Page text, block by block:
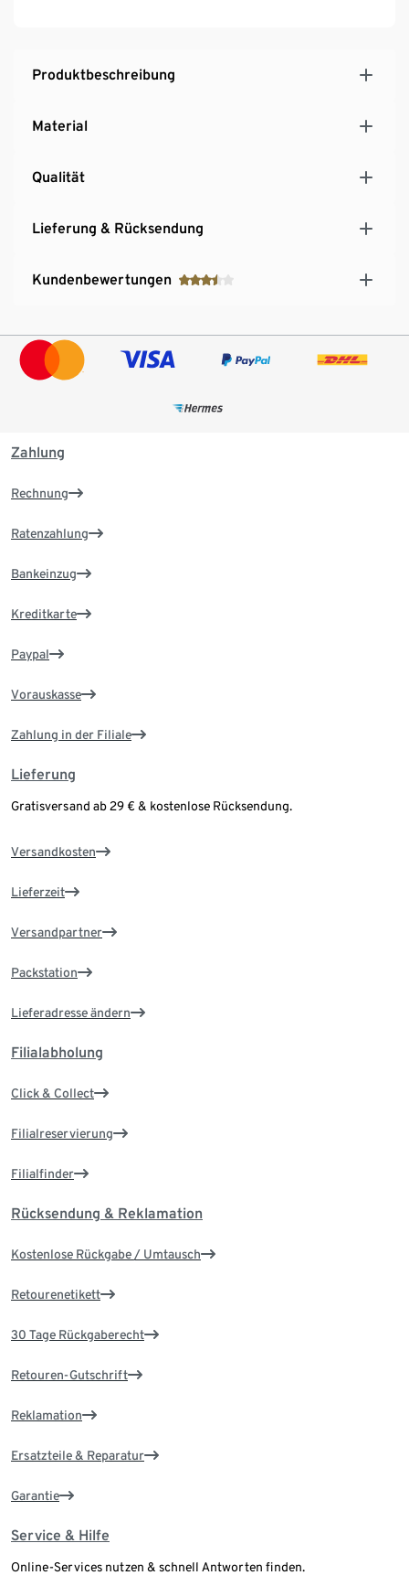
Produktbeschreibung
Material
Qualität
Lieferung & Rücksendung
Kundenbewertungen
Zahlung
Rechnung
Ratenzahlung
Bankeinzug
Kreditkarte
Paypal
Vorauskasse
Zahlung in der Filiale
Lieferung
Gratisversand ab 29 € & kostenlose Rücksendung.
Versandkosten
Lieferzeit
Versandpartner
Packstation
Lieferadresse ändern
Filialabholung
Click & Collect
Filialreservierung
Filialfinder
Rücksendung & Reklamation
Kostenlose Rückgabe / Umtausch
Retourenetikett
30 Tage Rückgaberecht
Retouren-Gutschrift
Reklamation
Ersatzteile & Reparatur
Garantie
Service & Hilfe
Online-Services nutzen & schnell Antworten finden.